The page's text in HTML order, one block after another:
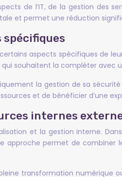
de l’IT, de la gestion des
et permet une réduction
aspects spécifiques de
souhaitent la compléter avec
la gestion de sa
et de bénéficier d’une
internes
et la gestion interne.
permet de combiner
transformation numérique